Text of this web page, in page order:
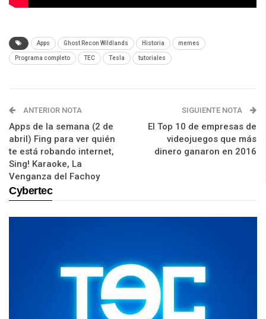
Apps Ghost Recon Wildlands Historia memes
Programa completo TEC Tesla tutoriales
ANTERIOR NOTA
Apps de la semana (2 de
abril) Fing para ver quién
te está robando internet,
Sing! Karaoke, La
Venganza del Fachoy
SIGUIENTE NOTA
El Top 10 de empresas de
videojuegos que más
dinero ganaron en 2016
Cybertec